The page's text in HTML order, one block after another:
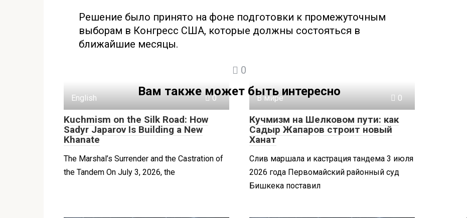
Решение было принято на фоне подготовки к промежуточным
выборам в Конгресс США, которые должны состояться в
ближайшие месяцы.
0
Вам также может быть интересно
English 0
Kuchmism on the Silk Road: How
Sadyr Japarov Is Building a New
Khanate
The Marshal’s Surrender and the Castration of
the Tandem On July 3, 2026, the
В мире 0
Кучмизм на Шелковом пути: как
Садыр Жапаров строит новый
Ханат
Слив маршала и кастрация тандема 3 июля
2026 года Первомайский районный суд
Бишкека поставил